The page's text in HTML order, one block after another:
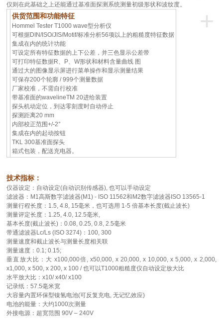
仪则在此基础之上还能通过基准面探测系统测量初级形状和波纹度。
+
供货范围和功能特征
Hommel Tester T1000 wave型分析仪
可根据DIN/ISO/JIS/Motif/标准分析56项以上的粗糙度特征数据
集成在内的统计功能
可设定所有特征数据的上下公差，并三色显示公差带
可打印特征数据R、P、W形状和材料含量曲线 图
通过大的图像显示屏进行菜单操作和显示测量结果
可保存200个轮廓 / 999个测量数据
厂家校准，不需自行校准
带基准面的wavelineTM 20进给装置
探头机动定位，到达零刻度时自动停止
探测距离20 mm
内部校正范围+/-2°
集成在内的起动按钮
TKL 300基准面探头
箱式包装，配送充电器。
技术指标：
仪器设定：自动设定(自动识别传感器), 也可以手动设定
滤波器：M1高斯数字滤波器(M1) - ISO 11562和M2数字滤波器ISO 13565-1
测量行程长度：1.5, 4.8, 15毫米，也可选用 1-5 倍基本长度(截止波长)
测量评定长度：1.25, 4.0, 12.5毫米,
基本长度(截止波长)：0.08, 0.25, 0.8, 2.5毫米
带通滤波器Lc/Ls (ISO 3274)：100, 300
测量速度和截止波长与测量长度相关联
测量速度：0.1; 0.15;
垂直放大比：大 x100,000倍, x50,000, x 20,000, x 10,000, x 5,000, x 2,000,
x1,000, x 500, x 200, x 100 / 也可以T1000粗糙度仪自动设定放大比
水平放大比：x10/ x40/ x100
记录纸：57.5毫米宽
大容量内置环保型镍氢电池(可反复充电, 无记忆效应)
电池的能量：大约1000次测量
外接电源：超宽范围 90V – 240V